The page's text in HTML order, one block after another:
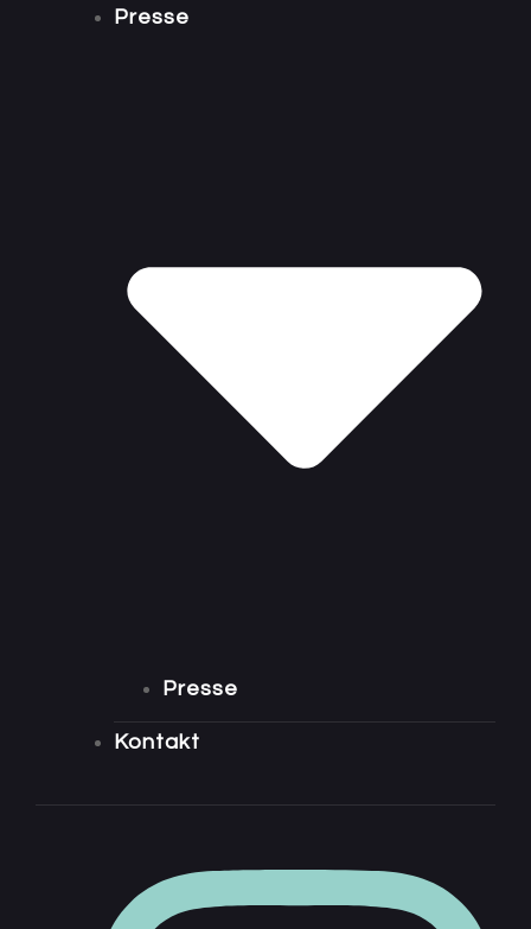
Presse
Presse
Kontakt